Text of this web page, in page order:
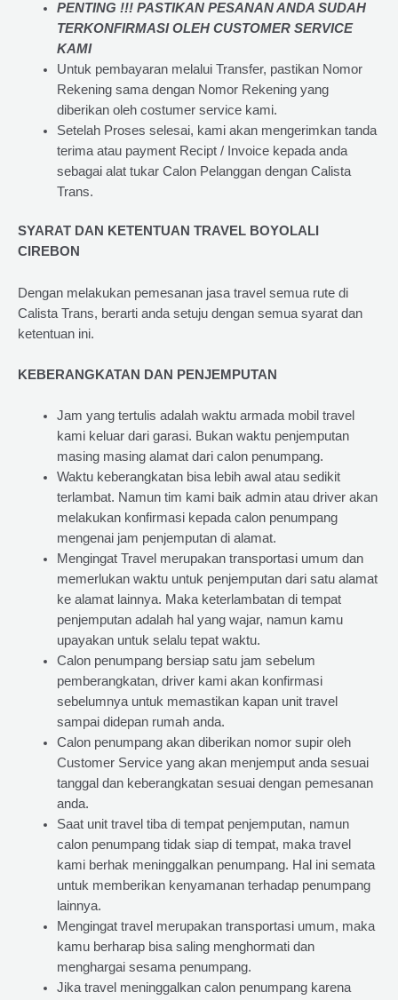
PENTING !!! PASTIKAN PESANAN ANDA SUDAH
TERKONFIRMASI OLEH CUSTOMER SERVICE
KAMI
Untuk pembayaran melalui Transfer, pastikan Nomor
Rekening sama dengan Nomor Rekening yang
diberikan oleh costumer service kami.
Setelah Proses selesai, kami akan mengerimkan tanda
terima atau payment Recipt / Invoice kepada anda
sebagai alat tukar Calon Pelanggan dengan Calista
Trans.
SYARAT DAN KETENTUAN TRAVEL BOYOLALI
CIREBON
Dengan melakukan pemesanan jasa travel semua rute di
Calista Trans, berarti anda setuju dengan semua syarat dan
ketentuan ini.
KEBERANGKATAN DAN PENJEMPUTAN
Jam yang tertulis adalah waktu armada mobil travel
kami keluar dari garasi. Bukan waktu penjemputan
masing masing alamat dari calon penumpang.
Waktu keberangkatan bisa lebih awal atau sedikit
terlambat. Namun tim kami baik admin atau driver akan
melakukan konfirmasi kepada calon penumpang
mengenai jam penjemputan di alamat.
Mengingat Travel merupakan transportasi umum dan
memerlukan waktu untuk penjemputan dari satu alamat
ke alamat lainnya. Maka keterlambatan di tempat
penjemputan adalah hal yang wajar, namun kamu
upayakan untuk selalu tepat waktu.
Calon penumpang bersiap satu jam sebelum
pemberangkatan, driver kami akan konfirmasi
sebelumnya untuk memastikan kapan unit travel
sampai didepan rumah anda.
Calon penumpang akan diberikan nomor supir oleh
Customer Service yang akan menjemput anda sesuai
tanggal dan keberangkatan sesuai dengan pemesanan
anda.
Saat unit travel tiba di tempat penjemputan, namun
calon penumpang tidak siap di tempat, maka travel
kami berhak meninggalkan penumpang. Hal ini semata
untuk memberikan kenyamanan terhadap penumpang
lainnya.
Mengingat travel merupakan transportasi umum, maka
kamu berharap bisa saling menghormati dan
menghargai sesama penumpang.
Jika travel meninggalkan calon penumpang karena